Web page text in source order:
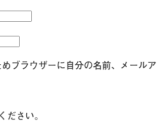
ブラウザーに自分の名前、メール
さい。